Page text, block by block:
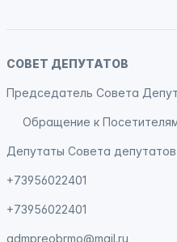
СОВЕТ ДЕПУТАТОВ
Председатель Совета
Обращение к
Депутаты Совета депутатов
+73956022401
+73956022401
admpreobrmo@mail.ru